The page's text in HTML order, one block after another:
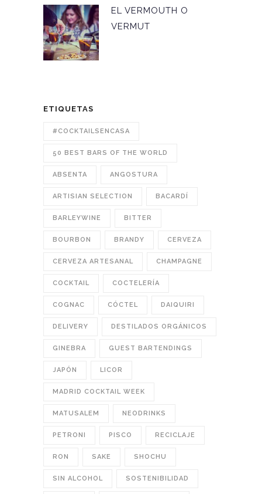
EL VERMOUTH O
VERMUT
ETIQUETAS
#COCKTAILSENCASA
50 BEST BARS OF THE WORLD
ABSENTA ANGOSTURA
ARTISIAN SELECTION BACARDÍ
BARLEYWINE BITTER
BOURBON BRANDY CERVEZA
CERVEZA ARTESANAL CHAMPAGNE
COCKTAIL COCTELERÍA
COGNAC CÓCTEL DAIQUIRI
DELIVERY DESTILADOS ORGÁNICOS
GINEBRA GUEST BARTENDINGS
JAPÓN LICOR
MADRID COCKTAIL WEEK
MATUSALEM NEODRINKS
PETRONI PISCO RECICLAJE
RON SAKE SHOCHU
SIN ALCOHOL SOSTENIBILIDAD